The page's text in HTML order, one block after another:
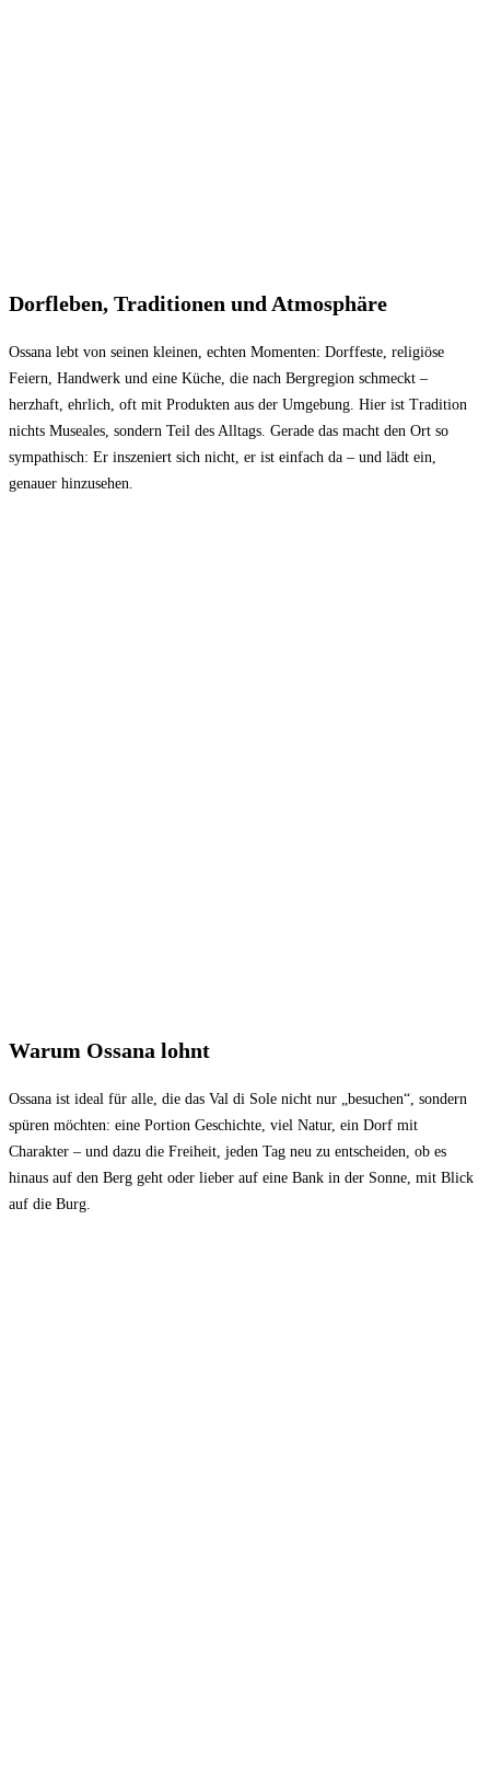
Dorfleben, Traditionen und Atmosphäre
Ossana lebt von seinen kleinen, echten Momenten: Dorffeste, religiöse
Feiern, Handwerk und eine Küche, die nach Bergregion schmeckt –
herzhaft, ehrlich, oft mit Produkten aus der Umgebung. Hier ist Tradition
nichts Museales, sondern Teil des Alltags. Gerade das macht den Ort so
sympathisch: Er inszeniert sich nicht, er ist einfach da – und lädt ein,
genauer hinzusehen.
Warum Ossana lohnt
Ossana ist ideal für alle, die das Val di Sole nicht nur „besuchen“, sondern
spüren möchten: eine Portion Geschichte, viel Natur, ein Dorf mit
Charakter – und dazu die Freiheit, jeden Tag neu zu entscheiden, ob es
hinaus auf den Berg geht oder lieber auf eine Bank in der Sonne, mit Blick
auf die Burg.